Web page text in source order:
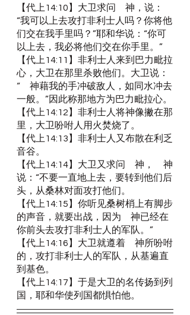
【代上14:10】大卫求问　神，说：
“我可以上去攻打非利士人吗？你将他
们交在我手里吗？”耶和华说：“你可
以上去，我必将他们交在你手里。”
【代上14:11】非利士人来到巴力毗拉
心，大卫在那里杀败他们。大卫说：
“　神藉我的手冲破敌人，如同水冲去
一般。”因此称那地方为巴力毗拉心。
【代上14:12】非利士人将神像撇在那
里，大卫吩咐人用火焚烧了。
【代上14:13】非利士人又布散在利乏
音谷。
【代上14:14】大卫又求问　神，　神
说：“不要一直地上去，要转到他们后
头，从桑林对面攻打他们。
【代上14:15】你听见桑树梢上有脚步
的声音，就要出战，因为　神已经在
你前头去攻打非利士人的军队。”
【代上14:16】大卫就遵着　神所吩咐
的，攻打非利士人的军队，从基遍直
到基色。
【代上14:17】于是大卫的名传扬到列
国，耶和华使列国都惧怕他。